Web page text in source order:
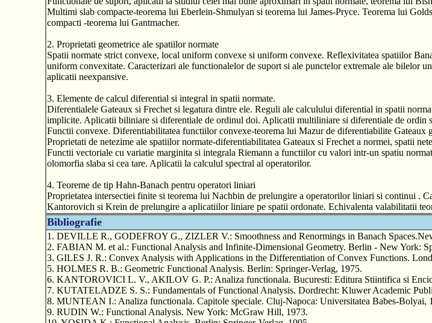
Multimi slab compacte-teorema lui Eberlein-Shmulyan si teorema lui James-Pryce. Teorema lui
compacti -teorema lui Gantmacher.
2. Proprietati geometrice ale spatiilor normate
Spatii normate strict convexe, local uniform convexe si uniform convexe. Reflexivitatea spatiilor
uniform convexitate. Caracterizari ale functionalelor de suport si ale punctelor extremale ale bilelor
aplicatii neexpansive.
3. Elemente de calcul diferential si integral in spatii normate.
Diferentialele Gateaux si Frechet si legatura dintre ele. Reguli ale calculului diferential in spatii
implicite. Aplicatii biliniare si diferentiale de ordinul doi. Aplicatii multiliniare si diferentiale de ordin
Functii convexe. Diferentiabilitatea functiilor convexe-teorema lui Mazur de diferentiabilite Gateaux
Proprietati de netezime ale spatiilor normate-diferentiabilitatea Gateaux si Frechet a normei, spatii
Functii vectoriale cu variatie marginita si integrala Riemann a functiilor cu valori intr-un spatiu
olomorfia slaba si cea tare. Aplicatii la calculul spectral al operatorilor.
4. Teoreme de tip Hahn-Banach pentru operatori liniari
Proprietatea intersectiei finite si teorema lui Nachbin de prelungire a operatorilor liniari si continui .
Kantorovich si Krein de prelungire a aplicatiilor liniare pe spatii ordonate. Echivalenta valabilitatii
Bibliografie
1. DEVILLE R., GODEFROY G., ZIZLER V.: Smoothness and Renormings in Banach
2. FABIAN M. et al.: Functional Analysis and Infinite-Dimensional Geometry. Berlin - New York:
3. GILES J. R.: Convex Analysis with Applications in the Differentiation of Convex Functions.
5. HOLMES R. B.: Geometric Functional Analysis. Berlin: Springer-Verlag, 1975.
6. KANTOROVICI L. V., AKILOV G. P.: Analiza functionala. Bucuresti: Editura Stiintifica si
7. KUTATELADZE S. S.: Fundamentals of Functional Analysis. Dordrecht: Kluwer Academic
8. MUNTEAN I.: Analiza functionala. Capitole speciale. Cluj-Napoca: Universitatea Babes-Bolyai,
9. RUDIN W.: Functional Analysis. New York: McGraw Hill, 1973.